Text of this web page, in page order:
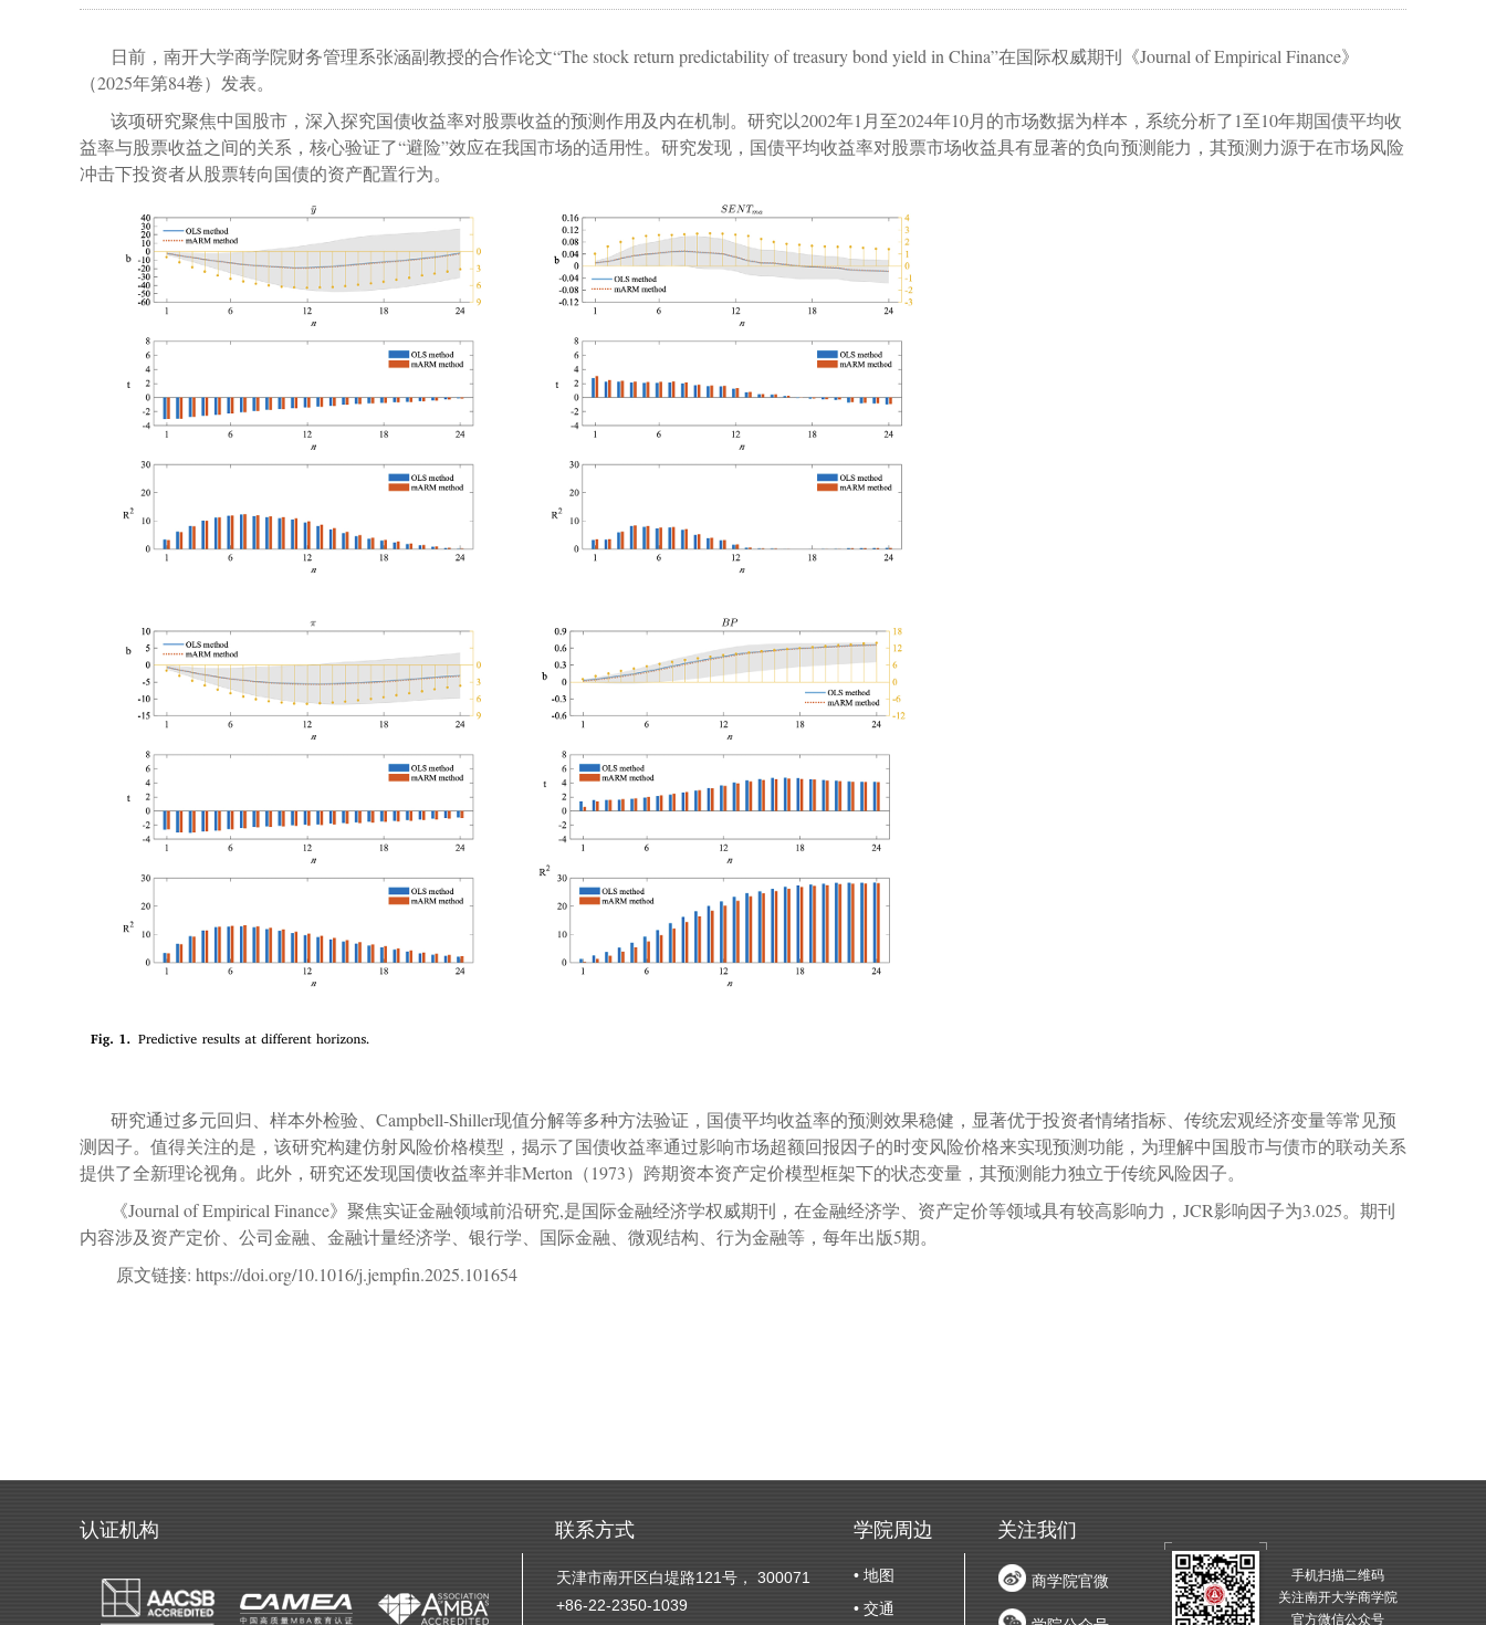
日前，南开大学商学院财务管理系张涵副教授的合作论文“The stock return predictability of treasury bond yield in China”在国际权威期刊《Journal of Empirical Finance》
（2025年第84卷）发表。
该项研究聚焦中国股市，深入探究国债收益率对股票收益的预测作用及内在机制。研究以2002年1 月至2024年10月的市场数据为样本，系统分析了1至10年期国债平均收
益率与股票收益之间的关系，核心验证了“避险”效应在我国市场的适用性。研究发现，国债平均收益率对股票市场收益具有显著的负向预测能力，其预测力源于在市场风险
冲击下投资者从股票转向国债的资产配置行为。
研究通过多元回归、样本外检验、 Campbell-Shiller现值分解等多种方法验证，国债平均收益率的预测效果稳健，显著优于投资者情绪指标、传统宏观经济变量等常见预
测因子。值得关注的是，该研究构建仿射风险价格模型，揭示了国债收益率通过影响市场超额回报因子的时变风险价格来实现预测功能，为理解中国股市与债市的联动关系
提供了全新理论视角。此外，研究还发现国债收益率并非Merton （1973）跨期资本资产定价模型框架下的状态变量，其预测能力独立于传统风险因子。
《Journal of Empirical Finance》聚焦实证金融领域前沿研究,是国际金融经济学权威期刊，在金融经济学、资产定价等领域具有较高影响力， JCR影响因子为3.025。期刊
内容涉及资产定价、公司金融、金融计量经济学、银行学、国际金融、微观结构、行为金融等，每年出版5期。
原文链接: https://doi.org/10.1016/j.jempfin.2025.101654
认证机构 联系方式
天津市南开区白堤路121号， 300071
+86-22-2350-1039
学院周边
• 地图
• 交通
关注我们
商学院官微
手机扫描二维码
关注南开大学商学院
官方微信公众号